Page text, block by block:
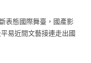
表態國際舞臺，國產影
易近間文藝接連走出國